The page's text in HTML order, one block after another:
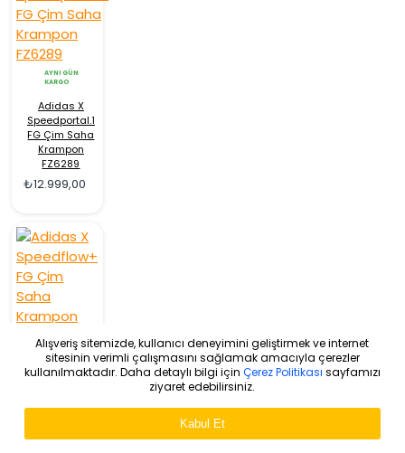
WHATSAPP DESTEK
AYNI GÜN
KARGO
Adidas X
Speedportal.1
FG Çim Saha
Krampon
FZ6289
₺12.999,00
AYNI GÜN
KARGO
Alışveriş sitemizde, kullanıcı deneyimini geliştirmek ve internet
sitesinin verimli çalışmasını sağlamak amacıyla çerezler
kullanılmaktadır. Daha detaylı bilgi için Çerez Politikası sayfamızı
ziyaret edebilirsiniz.
Kabul Et